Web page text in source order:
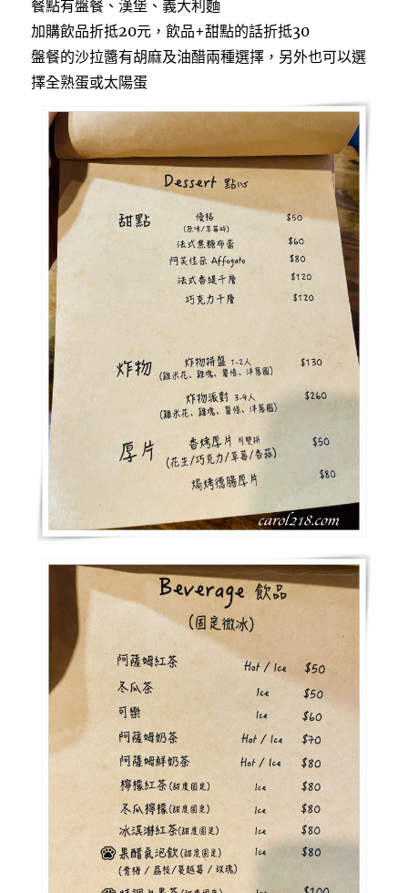
餐點有盤餐、漢堡、義大利麵
加購飲品折抵20元，飲品+甜點的話折抵30
盤餐的沙拉醬有胡麻及油醋兩種選擇，另外也可以選
擇全熟蛋或太陽蛋